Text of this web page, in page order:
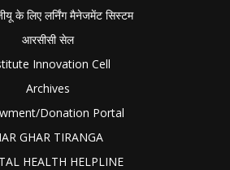
के लिए लर्निंग मैनेजमेंट सिस्टम
आरसीसी सेल
Innovation Cell
Archives
Donation Portal
GHAR TIRANGA
HEALTH HELPLINE